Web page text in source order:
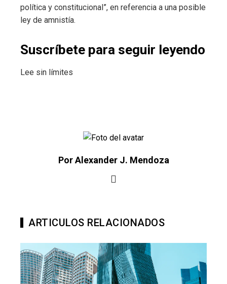
política y constitucional”, en referencia a una posible
ley de amnistía.
Suscríbete para seguir leyendo
Lee sin límites
Por Alexander J. Mendoza
ARTICULOS RELACIONADOS